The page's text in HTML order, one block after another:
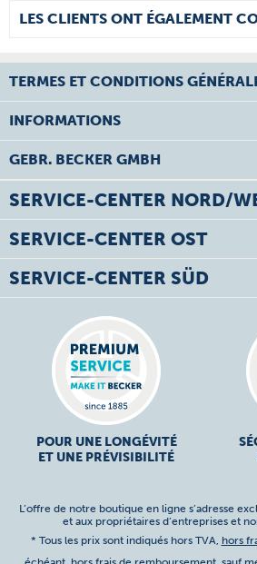
LES CLIENTS ONT ÉGALEMENT
TERMES ET CONDITIONS
INFORMATIONS
GEBR. BECKER GMBH
SERVICE-CENTER NORD/
SERVICE-CENTER OST
SERVICE-CENTER SÜD
POUR UNE LONGÉVITÉ
ET UNE PRÉVISIBILITÉ
L’offre de notre boutique en ligne s’adresse
et aux propriétaires d’entreprises et
* Tous les prix sont indiqués hors TVA, hors